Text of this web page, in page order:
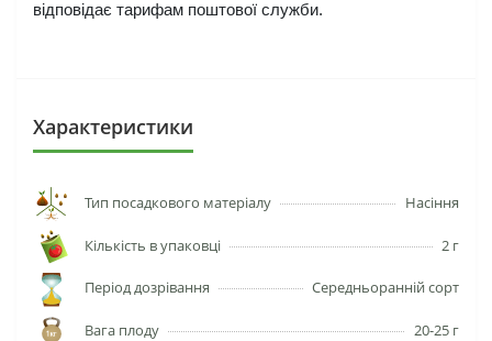
відповідає тарифам поштової служби.
Характеристики
Тип посадкового матеріалу Насіння
Кількість в упаковці 2 г
Період дозрівання Середньоранній сорт
Вага плоду 20-25 г